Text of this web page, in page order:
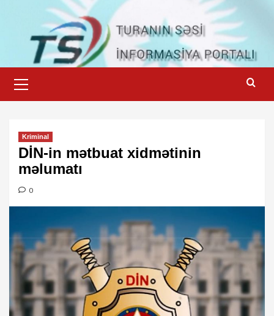
content
Menu
Kriminal
DİN-in mətbuat xidmətinin
məlumatı
0